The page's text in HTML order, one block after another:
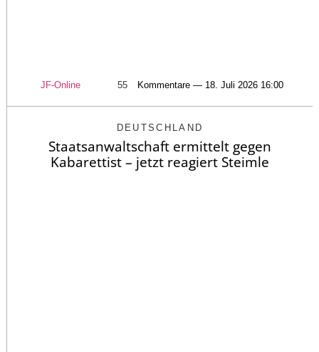
JF-Online 55 Kommentare — 18. Juli 2026 16:00
DEUTSCHLAND
Staatsanwaltschaft ermittelt gegen
Kabarettist – jetzt reagiert Steimle